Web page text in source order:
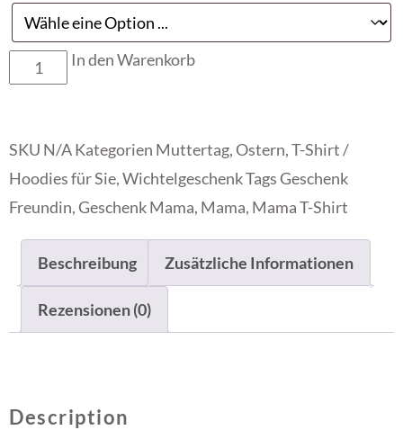
In den Warenkorb
SKU N/AKategorien Muttertag, Ostern,T-Shirt /
Hoodies für Sie,WichtelgeschenkTagsGeschenk
Freundin,Geschenk Mama, Mama, Mama T-Shirt
Beschreibung Zusätzliche Informationen
Rezensionen (0)
Description